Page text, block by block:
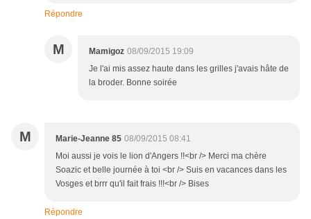
Répondre
M Mamigoz 08/09/2015 19:09
Je l'ai mis assez haute dans les grilles j'avais hâte de
la broder. Bonne soirée
M Marie-Jeanne 85 08/09/2015 08:41
Moi aussi je vois le lion d'Angers !!<br /> Merci ma chère
Soazic et belle journée à toi <br /> Suis en vacances dans les
Vosges et brrr qu'il fait frais !!!<br /> Bises
Répondre